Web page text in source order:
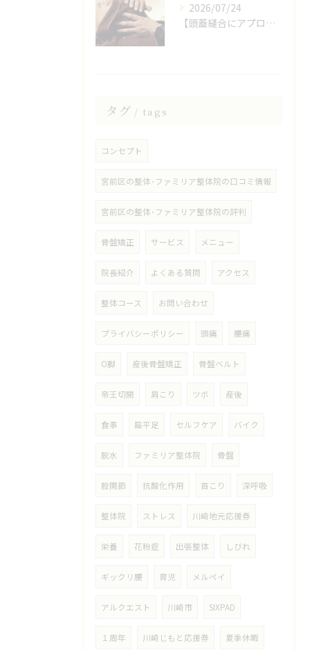
2026/07/24
【頭蓋縫合にアプローチしたヘッドスパ】
タグ tags
コンセプト
宮前区の整体･ファミリア整体院の口コミ情報
宮前区の整体･ファミリア整体院の評判
骨盤矯正 サービス メニュー
院長紹介 よくある質問 アクセス
整体コース お問い合わせ
プライバシーポリシー 頭痛 腰痛
O脚 産後骨盤矯正 骨盤ベルト
帝王切開 肩こり ツボ 産後
食事 扁平足 セルフケア バイク
脱水 ファミリア整体院 骨盤
股関節 抗酸化作用 首こり 深呼吸
整体院 ストレス 川崎地元応援券
栄養 花粉症 出張整体 しびれ
ギックリ腰 育児 メルペイ
アルクエスト 川崎市 SIXPAD
１周年 川崎じもと応援券 夏季休暇